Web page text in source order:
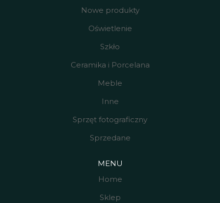
Nowe produkty
Oświetlenie
Szkło
Ceramika i Porcelana
Meble
Inne
Sprzęt fotograficzny
Sprzedane
MENU
Home
Sklep